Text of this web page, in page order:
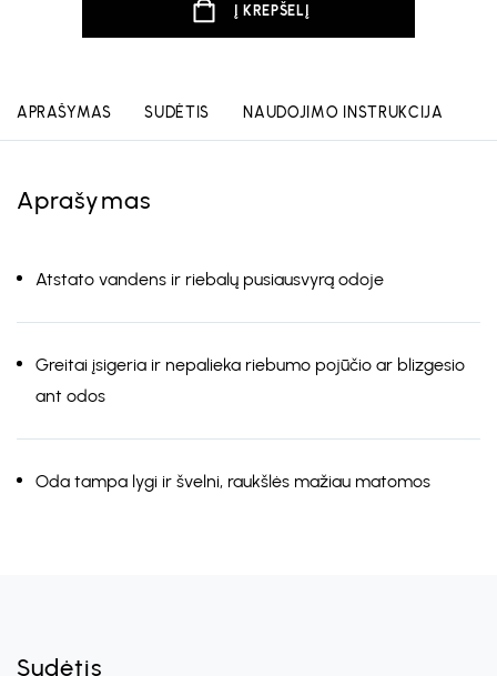
Į KREPŠELĮ
APRAŠYMAS SUDĖTIS NAUDOJIMO INSTRUKCIJA
Aprašymas
Atstato vandens ir riebalų pusiausvyrą odoje
Greitai įsigeria ir nepalieka riebumo pojūčio ar blizgesio
ant odos
Oda tampa lygi ir švelni, raukšlės mažiau matomos
Sudėtis